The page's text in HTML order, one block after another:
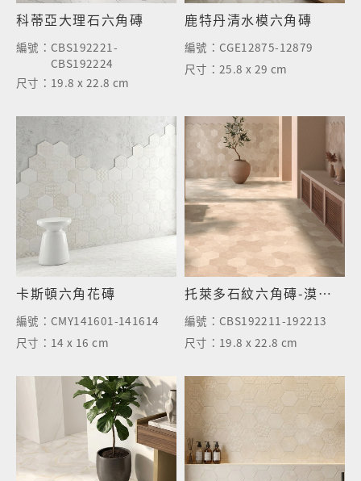
科蒂亞大理石六角磚
編號： CBS192221-
CBS192224
尺寸： 19.8 x 22.8 cm
鹿特丹清水模六角磚
編號： CGE12875-12879
尺寸：25.8 x 29 cm
卡斯頓六角花磚
編號： CMY141601-141614
尺寸： 14 x 16 cm
托萊多石紋六角磚-漠岩米
編號： CBS192211-192213
尺寸： 19.8 x 22.8 cm